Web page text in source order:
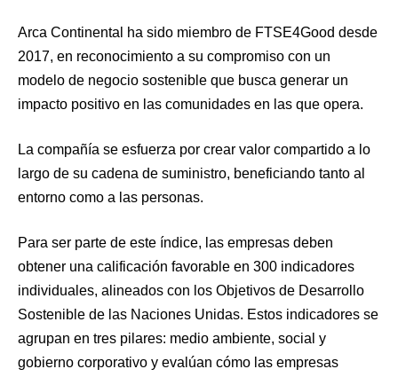
Arca Continental ha sido miembro de FTSE4Good desde
2017, en reconocimiento a su compromiso con un
modelo de negocio sostenible que busca generar un
impacto positivo en las comunidades en las que opera.
La compañía se esfuerza por crear valor compartido a lo
largo de su cadena de suministro, beneficiando tanto al
entorno como a las personas.
Para ser parte de este índice, las empresas deben
obtener una calificación favorable en 300 indicadores
individuales, alineados con los Objetivos de Desarrollo
Sostenible de las Naciones Unidas. Estos indicadores se
agrupan en tres pilares: medio ambiente, social y
gobierno corporativo y evalúan cómo las empresas